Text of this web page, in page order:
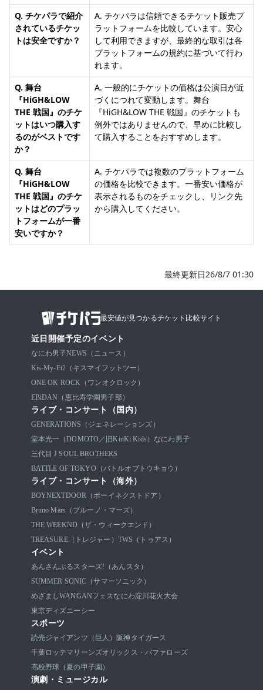
Q. チケパラで紹介
されているチケッ
トは安全ですか？
A. チケパラは信頼できるチケット販売プ
ラットフォームを比較しています。安心
して利用できますが、最終的な取引は各
プラットフォームの規約に基づいて行わ
れます。
Q. 舞台
『HiGH&LOW
THE 戦国』のチケ
ットはいつ購入す
るのがベストです
か？
A. 一般的にチケットの価格は公演日が近
づくにつれて変動します。舞台
『HiGH&LOW THE 戦国』のチケットも
例外ではありませんので、早めに比較し
て購入することをおすすめします。
Q. 舞台
『HiGH&LOW
THE 戦国』のチケ
ットはどのプラッ
トフォームが一番
安いですか？
A. チケパラでは複数のプラットフォーム
の価格を比較できます。一番安い価格が
表示されるものをチェックし、リンク先
から購入してください。
最終更新日26/8/7 01:30
最安値が見つかるチケット比較サイト
近日開催予定のイベント
なにわ男子NEWS（ニュース）
Kis-My-Ft2（キスマイフットツー）
ONE OK ROCK（ワンオクロック）
EBiDAN（恵比寿学園男子部）
ライブ・コンサート（国内）
GENERATIONS（ジェネレーションズ）
堂本光一（DOMOTO／旧KinKi Kids） なにわ男子
三代目 J SOUL BROTHERS
BATTLE OF TOKYO（バトルオブトウキョウ）
ライブ・コンサート（海外）
BOYNEXTDOOR（ボーイネクストドア）
Bruno Mars（ブルーノ・マーズ）
THE WEEKND（ザ・ウィークエンド）
TREASURE（トレジャー） TWS（トゥアス）
イベント
あんさんぶるスターズ!（あんスタ）
SUMMER SONIC（サマーソニック）
めざましWANGANフェスなにわ淀川花火大会
東京ディズニーシー
スポーツ
読売ジャイアンツ（巨人）
阪神タイガース
千葉ロッテマリーンズオリックス・バファローズ
高校野球（夏の甲子園）
演劇・ミュージカル